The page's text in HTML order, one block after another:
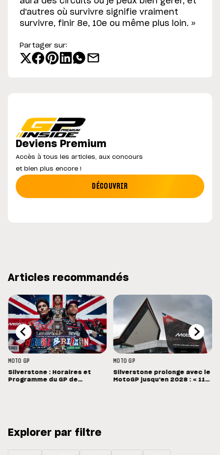
d'autres où survivre signifie vraiment
survivre, finir 8e, 10e ou même plus loin. »
Partager sur:
Deviens Premium
Accès à tous les articles, aux concours
et bien plus encore !
DÉCOUVRIR
Articles recommandés
MOTO GP
Silverstone : Horaires et
Programme du GP de
MOTO GP
Silverstone prolonge avec le
MotoGP jusqu'en 2028 : « 11
Explorer par filtre